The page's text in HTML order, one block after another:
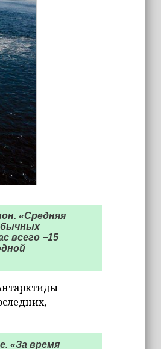
«Средняя
всего −15
«За время